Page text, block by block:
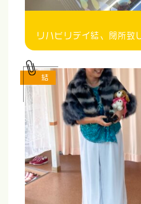
リハビリデイ結、閉所致
結